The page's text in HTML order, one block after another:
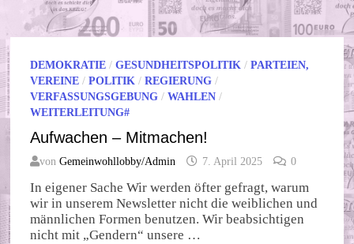
DEMOKRATIE /GESUNDHEITSPOLITIK /PARTEIEN,
VEREINE /POLITIK /REGIERUNG /
VERFASSUNGSGEBUNG /WAHLEN /
WEITERLEITUNG#
Aufwachen – Mitmachen!
vonGemeinwohllobby/Admin 7. April 2025 0
In eigener Sache Wir werden öfter gefragt, warum
wir in unserem Newsletter nicht die weiblichen und
männlichen Formen benutzen. Wir beabsichtigen
nicht mit „Gendern“ unsere …